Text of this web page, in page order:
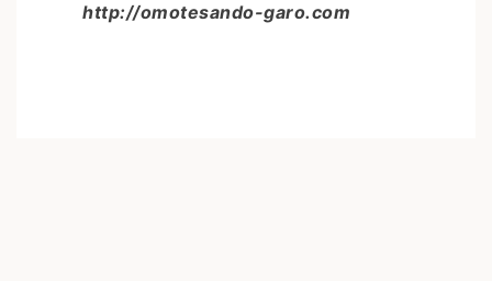
http://omotesando-garo.com